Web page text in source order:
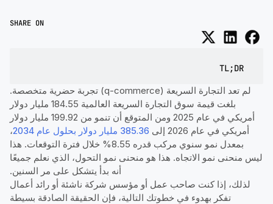
SHARE ON
TL;DR
لم تعد التجارة السريعة (q-commerce) تجربة حضرية متخصصة.
بلغت قيمة سوق التجارة السريعة العالمية 184.55 مليار دولار
أمريكي في عام 2025 ومن المتوقع أن تنمو من 199.92 مليار دولار
أمريكي في عام 2026 إلى
385.36 مليار دولار بحلول عام 2034
،
بمعدل نمو سنوي مركب قدره 8.55% خلال فترة التوقعات. هذا
ليس منحنى نمو الاتجاه. هذا هو منحنى نمو التحول، الذي نعلم جميعًا
أنه بدأ يتشكل على مر السنين.
لذلك، إذا كنت صاحب عمل أو مؤسس شركة ناشئة أو رائد أعمال
تفكر بهدوء في خطوتك التالية، فإن الحقيقة الصادقة بسيطة